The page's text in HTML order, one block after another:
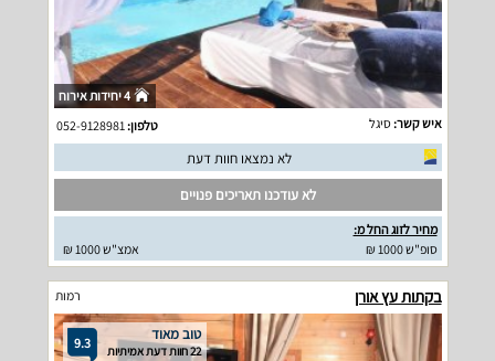
4 יחידות אירוח
איש קשר:סיגל טלפון:052-9128981
לא נמצאו חוות דעת
לא עודכנו תאריכים פנויים
מחיר לזוג החל מ:
סופ"ש 1000 ₪
אמצ"ש 1000 ₪
בקתות עץ אורן רמות
9.3 טוב מאוד
22 חוות דעת אמיתיות